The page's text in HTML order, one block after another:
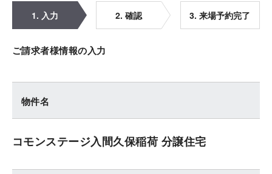
1. 入力 2. 確認 3. 来場予約完了
ご請求者様情報の入力
物件名
コモンステージ入間久保稲荷 分譲住宅